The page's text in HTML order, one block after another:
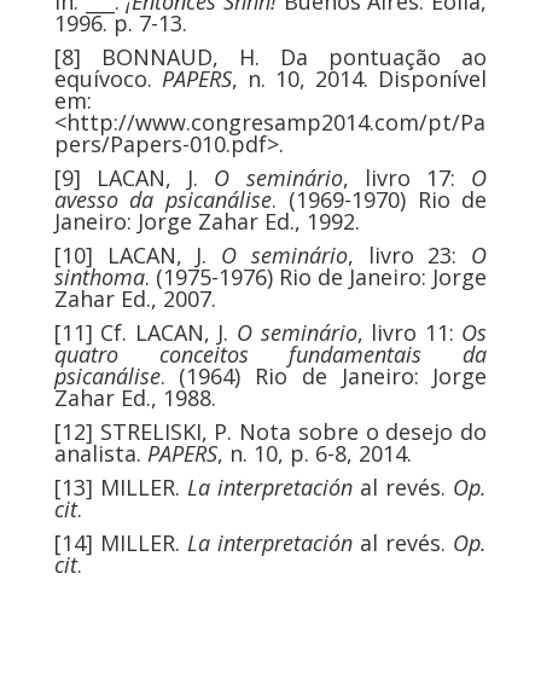
1996. p. 7-13.
[8] BONNAUD, H. Da pontuação ao
equívoco. PAPERS, n. 10, 2014. Disponível
em:
<http://www.congresamp2014.com/pt/Pa
pers/Papers-010.pdf>.
[9] LACAN, J. O seminário, livro 17: O
avesso da psicanálise. (1969-1970) Rio de
Janeiro: Jorge Zahar Ed., 1992.
[10] LACAN, J. O seminário, livro 23: O
sinthoma. (1975-1976) Rio de Janeiro: Jorge
Zahar Ed., 2007.
[11] Cf. LACAN, J. O seminário, livro 11: Os
quatro conceitos fundamentais da
psicanálise. (1964) Rio de Janeiro: Jorge
Zahar Ed., 1988.
[12] STRELISKI, P. Nota sobre o desejo do
analista. PAPERS, n. 10, p. 6-8, 2014.
[13] MILLER. La interpretación al revés. Op.
cit.
[14] MILLER. La interpretación al revés. Op.
cit.